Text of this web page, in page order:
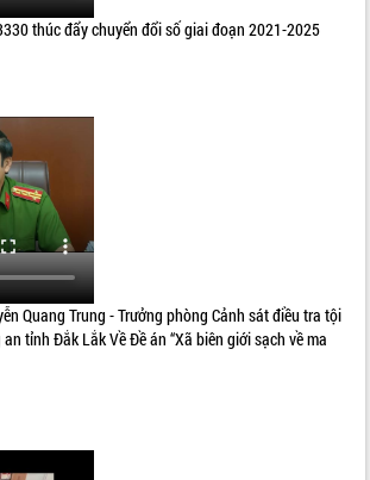
thúc đẩy chuyển đổi số giai đoạn 2021-2025
Quang Trung - Trưởng phòng Cảnh sát điều tra tội
tỉnh Đắk Lắk Về Đề án “Xã biên giới sạch về ma